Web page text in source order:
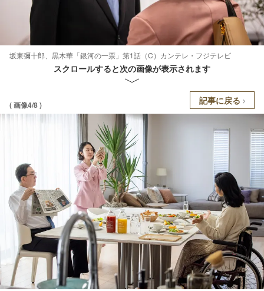
坂東彌十郎、黒木華「銀河の一票」第1話（C）カンテレ・フジテレビ
スクロールすると次の画像が表示されます
( 画像4/8 ) 記事に戻る